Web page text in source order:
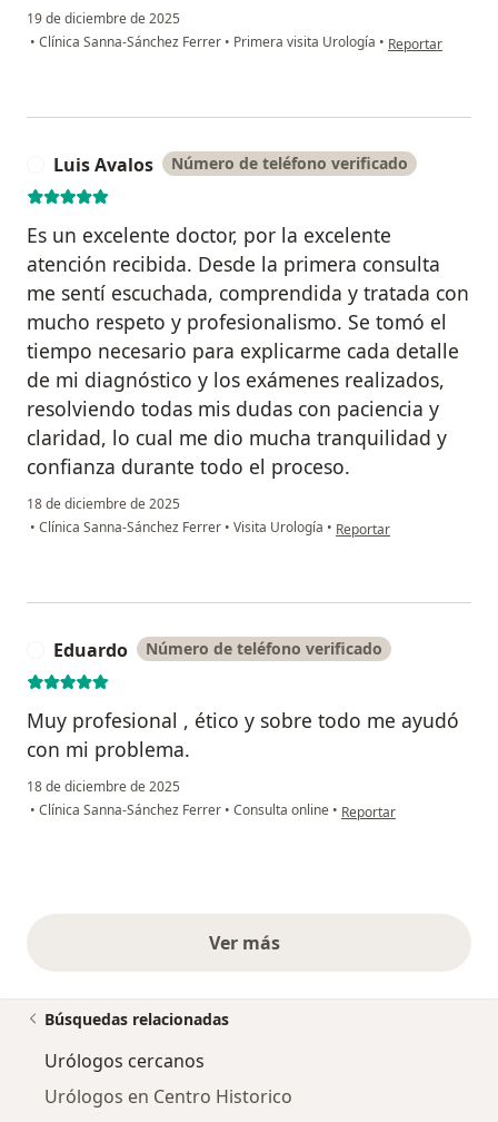
19 de diciembre de 2025
• Clínica Sanna-Sánchez Ferrer • Primera visita Urología • en opinión del
Reportar
Luis Avalos Número de teléfono verificado
Es un excelente doctor, por la excelente
atención recibida. Desde la primera consulta
me sentí escuchada, comprendida y tratada con
mucho respeto y profesionalismo. Se tomó el
tiempo necesario para explicarme cada detalle
de mi diagnóstico y los exámenes realizados,
resolviendo todas mis dudas con paciencia y
claridad, lo cual me dio mucha tranquilidad y
confianza durante todo el proceso.
18 de diciembre de 2025
• Clínica Sanna-Sánchez Ferrer • Visita Urología • en opinión del usuario
Reportar
Eduardo Número de teléfono verificado
Muy profesional , ético y sobre todo me ayudó
con mi problema.
18 de diciembre de 2025
• Clínica Sanna-Sánchez Ferrer • Consulta online • en opinión del usuario
Reportar
Ver másopiniones anteriores
Búsquedas relacionadas
Urólogos cercanos
Urólogos en Centro Historico